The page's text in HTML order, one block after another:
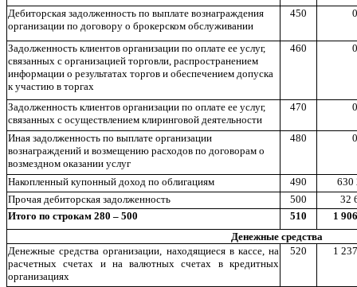
Дебиторская задолженность по выплате вознаграждения
организации по договору о брокерском обслуживании
450
Задолженность клиентов организации по оплате ее услуг,
связанных с организацией торговли, распространением
информации о результатах торгов и обеспечением допуска
к участию в торгах
460
Задолженность клиентов организации по оплате ее услуг,
связанных с осуществлением клиринговой деятельности
470
Иная задолженность по выплате организации
вознаграждений и возмещению расходов по договорам о
возмездном оказании услуг
480
Накопленный купонный доход по облигациям 490
630
Прочая дебиторская задолженность
500
32
Итого по строкам 280 – 500
510
1
Денежные средства
Денежные средства организации, находящиеся в кассе, на
расчетных счетах и на валютных счетах в кредитных
организациях
520 1